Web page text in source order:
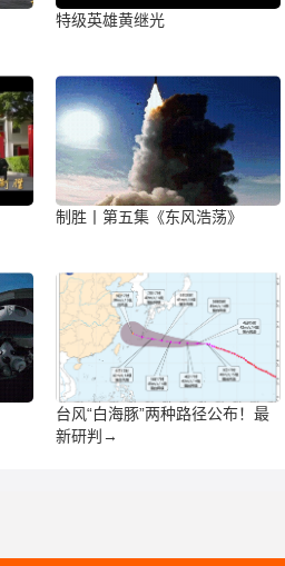
特级英雄黄继光
制胜丨第五集《东风浩荡》
台风“白海豚”两种路径公布！最
新研判→